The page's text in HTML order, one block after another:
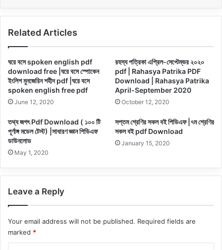
Related Articles
ঘরে বসে spoken english pdf
download free |ঘরে বসে স্পোকেন
ইংলিশ মুনজেরিন শহীদ pdf |ঘরে বসে
spoken english free pdf
June 12, 2020
রহস্য পত্রিকা এপ্রিল-সেপ্টেম্ভর ২০২০
pdf | Rahasya Patrika PDF
Download | Rahasya Patrika
April-September 2020
October 12, 2020
তথ্য জগৎ Pdf Download ( ১০০ টি
পূর্ণাঙ্গ মডেল টেস্ট) |সাধারণ জ্ঞান পিডিএফ
ডাউনলোড
May 1, 2020
সপ্তম শ্রেণির সকল বই পিডিএফ |৭ম শ্রেণির
সকল বই pdf Download
January 15, 2020
Leave a Reply
Your email address will not be published. Required fields are
marked *